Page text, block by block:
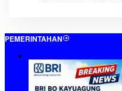
PEMERINTAHAN